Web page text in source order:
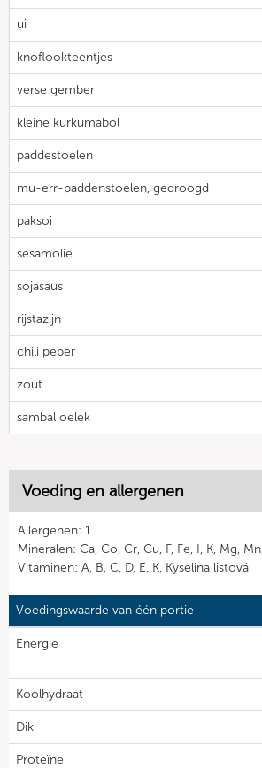
ui
knoflookteentjes
verse gember
kleine kurkumabol
paddestoelen
mu-err-paddenstoelen, gedroogd
paksoi
sesamolie
sojasaus
rijstazijn
chili peper
zout
sambal oelek
Voeding en allergenen
Allergenen: 1
Mineralen: Ca, Co, Cr, Cu, F, Fe, I, K, Mg,
Vitaminen: A, B, C, D, E, K, Kyselina listová
Voedingswaarde van één portie
Energie
Koolhydraat
Dik
Proteïne